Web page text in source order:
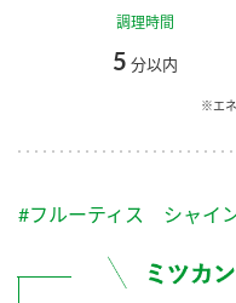
炊き込みご飯の素
かおりの蔵
納豆のサイト
三ツ判山吹
環境への取
お客様相談センタ
お客様の声をいかしました
調理時間
5 分以内
※エ
#フルーティス シャイ